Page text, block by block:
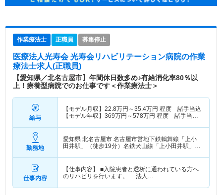
作業療法士 正職員 募集停止
医療法人光寿会 光寿会リハビリテーション病院の作業
療法士求人(正職員)
【愛知県／北名古屋市】年間休日数多め♪有給消化率80％以
上！療養型病院でのお仕事です＜作業療法士＞
給与
【モデル月収】 22.8万円～35.4万円 程度 諸手当込
【モデル年収】 369万円～578万円 程度 諸手当・
勤務地
愛知県 北名古屋市 名古屋市営地下鉄鶴舞線「上小
田井駅」（徒歩19分）名鉄犬山線「上小田井駅」
仕事内容
【仕事内容】 ■入院患者と透析に通われている方へ
のリハビリを行います。 法人…